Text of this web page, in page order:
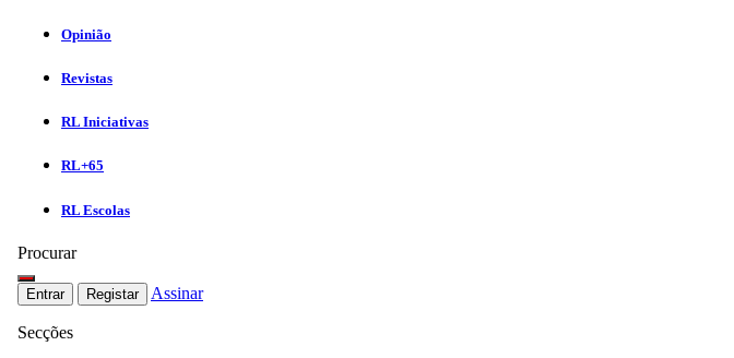
Opinião
Revistas
RL Iniciativas
RL+65
RL Escolas
Procurar
Entrar Registar Assinar
Secções